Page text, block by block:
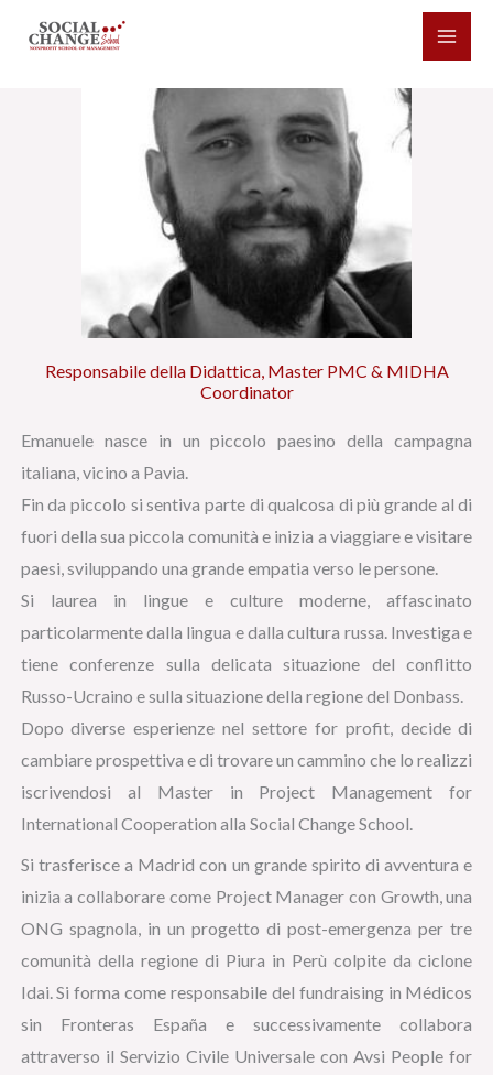
Responsabile della Didattica, Master PMC & MIDHA
Coordinator
Emanuele nasce in un piccolo paesino della campagna
italiana, vicino a Pavia.
Fin da piccolo si sentiva parte di qualcosa di più grande al di
fuori della sua piccola comunità e inizia a viaggiare e visitare
paesi, sviluppando una grande empatia verso le persone.
Si laurea in lingue e culture moderne, affascinato
particolarmente dalla lingua e dalla cultura russa. Investiga e
tiene conferenze sulla delicata situazione del conflitto
Russo-Ucraino e sulla situazione della regione del Donbass.
Dopo diverse esperienze nel settore for profit, decide di
cambiare prospettiva e di trovare un cammino che lo realizzi
iscrivendosi al Master in Project Management for
International Cooperation alla Social Change School.
Si trasferisce a Madrid con un grande spirito di avventura e
inizia a collaborare come Project Manager con Growth, una
ONG spagnola, in un progetto di post-emergenza per tre
comunità della regione di Piura in Perù colpite da ciclone
Idai. Si forma come responsabile del fundraising in Médicos
sin Fronteras España e successivamente collabora
attraverso il Servizio Civile Universale con Avsi People for